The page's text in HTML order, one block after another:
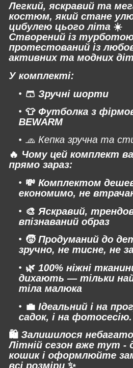
Легкий, яскравий та
костюм, який стане
цибулею цього літа ☀️
Створений із
протестований із
активних та модних
У комплекті:
🩳 Зручні шорти
👕 Футболка з
BEWARM
🧢 Кепка зручна та
🔥 Чому цей комплект
прямо зараз:
💸 Комплектом
економимо, не
🎨 Яскравий,
впізнаваний образ
🧒Продуманий до
зручно, не тисне, не
🌿 100% ніжні
дихають — тільки
тіла малюка
💼 Ідеальний і на
садок, і на фотосесію.
🛍 Залишилося
Літній сезон вже тут -
кошик і оформлюйте
всі розміри ✨